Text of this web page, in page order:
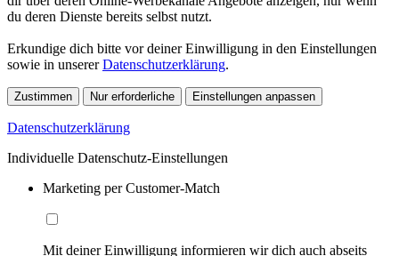
du deren Dienste bereits selbst nutzt.
Erkundige dich bitte vor deiner Einwilligung in den Einstellungen
sowie in unsererDatenschutzerklärung.
Zustimmen Nur erforderliche Einstellungen anpassen
Datenschutzerklärung
Individuelle Datenschutz-Einstellungen
Marketing per Customer-Match
Mit deiner Einwilligung informieren wir dich auch abseits